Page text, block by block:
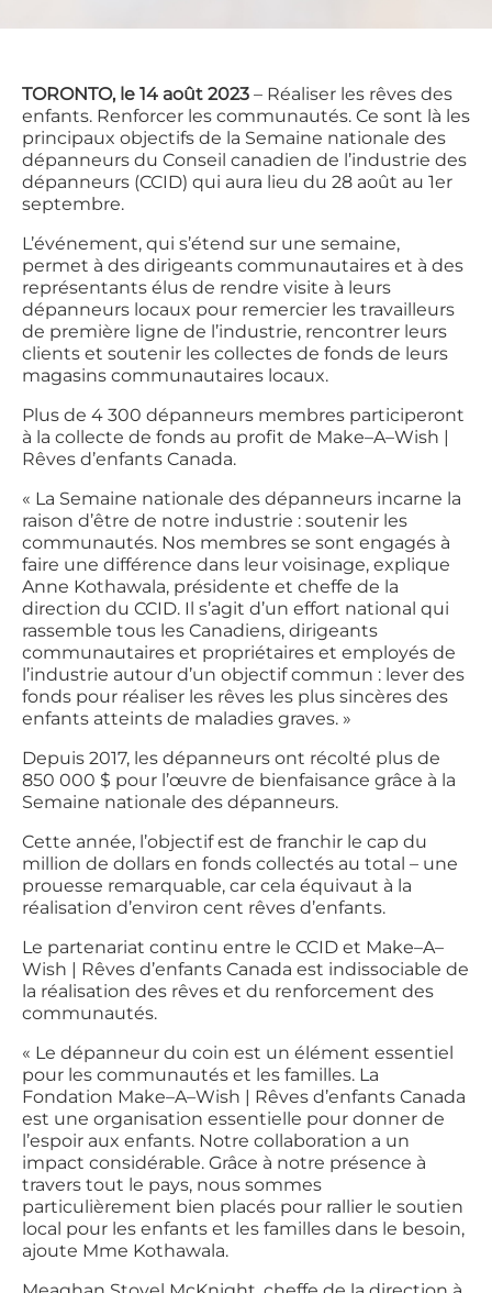
TORONTO, le 14 août 2023 – Réaliser les rêves des
enfants. Renforcer les communautés. Ce sont là les
principaux objectifs de la Semaine nationale des
dépanneurs du Conseil canadien de l’industrie des
dépanneurs (CCID) qui aura lieu du 28 août au 1er
septembre.
L’événement, qui s’étend sur une semaine,
permet à des dirigeants communautaires et à des
représentants élus de rendre visite à leurs
dépanneurs locaux pour remercier les travailleurs
de première ligne de l’industrie, rencontrer leurs
clients et soutenir les collectes de fonds de leurs
magasins communautaires locaux.
Plus de 4 300 dépanneurs membres participeront
à la collecte de fonds au profit de Make–A–Wish |
Rêves d’enfants Canada.
« La Semaine nationale des dépanneurs incarne la
raison d’être de notre industrie : soutenir les
communautés. Nos membres se sont engagés à
faire une différence dans leur voisinage, explique
Anne Kothawala, présidente et cheffe de la
direction du CCID. Il s’agit d’un effort national qui
rassemble tous les Canadiens, dirigeants
communautaires et propriétaires et employés de
l’industrie autour d’un objectif commun : lever des
fonds pour réaliser les rêves les plus sincères des
enfants atteints de maladies graves. »
Depuis 2017, les dépanneurs ont récolté plus de
850 000 $ pour l’œuvre de bienfaisance grâce à la
Semaine nationale des dépanneurs.
Cette année, l’objectif est de franchir le cap du
million de dollars en fonds collectés au total – une
prouesse remarquable, car cela équivaut à la
réalisation d’environ cent rêves d’enfants.
Le partenariat continu entre le CCID et Make–A–
Wish | Rêves d’enfants Canada est indissociable de
la réalisation des rêves et du renforcement des
communautés.
« Le dépanneur du coin est un élément essentiel
pour les communautés et les familles. La
Fondation Make–A–Wish | Rêves d’enfants Canada
est une organisation essentielle pour donner de
l’espoir aux enfants. Notre collaboration a un
impact considérable. Grâce à notre présence à
travers tout le pays, nous sommes
particulièrement bien placés pour rallier le soutien
local pour les enfants et les familles dans le besoin,
ajoute Mme Kothawala.